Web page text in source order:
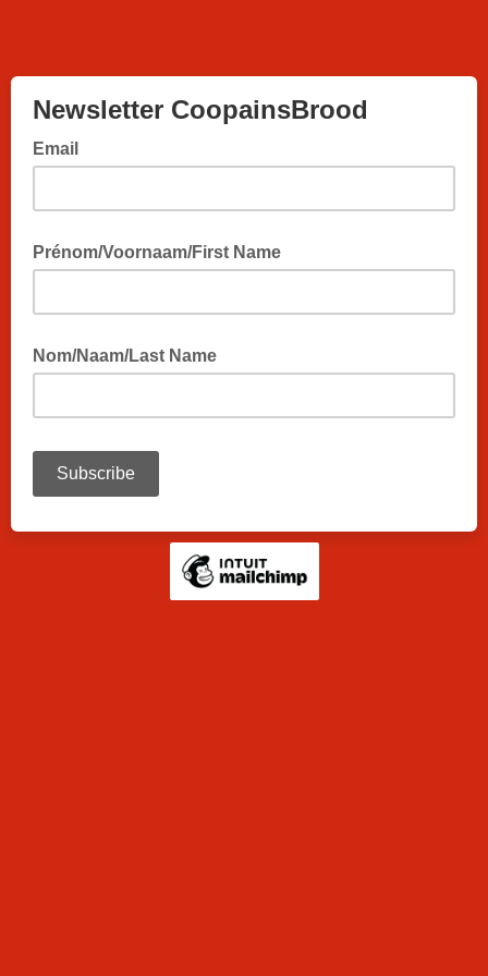
Newsletter CoopainsBrood
Email
Prénom/Voornaam/First Name
Nom/Naam/Last Name